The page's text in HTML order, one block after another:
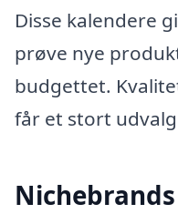
Disse kalendere
prøve nye
budgettet.
får et stort